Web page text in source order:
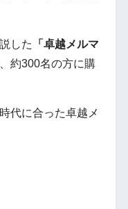
した
「卓越メルマ
約300名の方に購
代に合った卓越メ